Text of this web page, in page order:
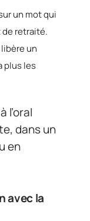
un mot qui
de retraité.
un
plus les
l’oral
dans un
en
avec la